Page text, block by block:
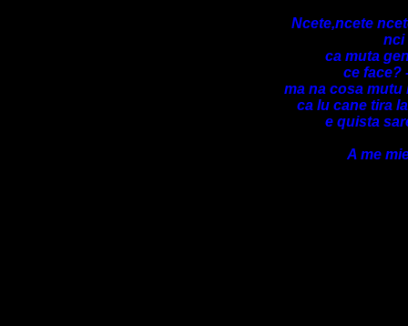
Ncete,ncete
nci
ca muta
ce face?
ma na cosa
ca lu cane tira
e quista
A me